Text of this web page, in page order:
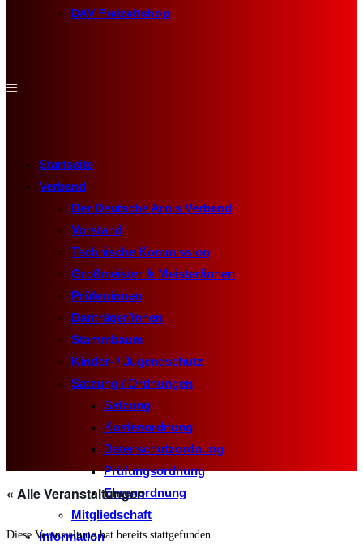
DAV Freizeitshop
Startseite
Verband
Der Deutsche Arnis Verband
Vorstand
Technische Kommission
Großmeister & Meister/innen
Prüfer/innen
Danträger/innen
Stammbaum
Kinder- / Jugendschutz
Satzung / Ordnungen
Satzung
Kostenordnung
Datenschutzordnung
Prüfungsordnung
Ehrenordnung
Mitgliedschaft
Information
« Alle Veranstaltungen
Diese Veranstaltung hat bereits stattgefunden.